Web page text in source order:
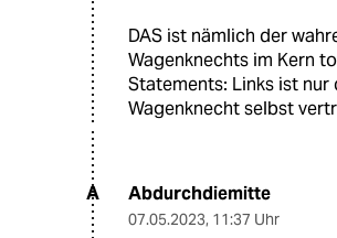
DAS ist nämlich der
Wagenknechts im Kern
Statements: Links ist nur
Wagenknecht selbst
A Abdurchdiemitte
07.05.2023, 11:37 Uhr